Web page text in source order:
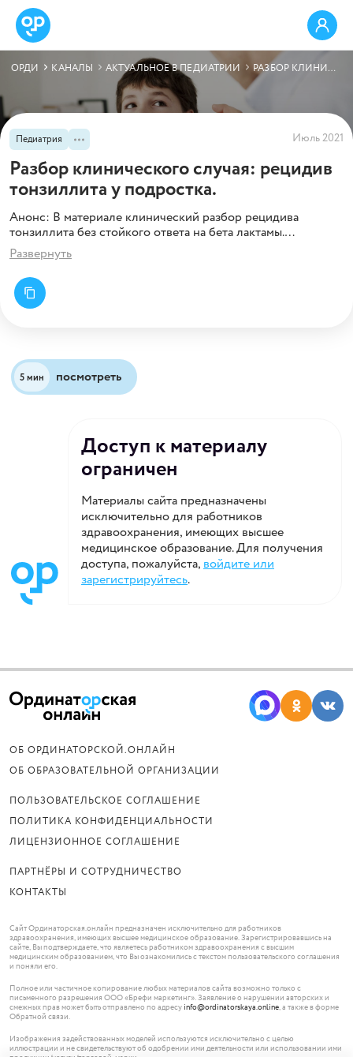
ОРДИ КАНАЛЫ АКТУАЛЬНОЕ В ПЕДИАТРИИ РАЗБОР КЛИНИЧЕСКОГО СЛУЧАЯ: РЕЦИДИВ ТОНЗИЛЛИТА У ПОДРОСТКА.
Педиатрия Июль 2021
Разбор клинического случая: рецидив
тонзиллита у подростка.
Анонс: В материале клинический разбор рецидива
тонзиллита без стойкого ответа на бета лактамы.
Диагностический поиск и терапевтические рекомендации
от профессора.
Развернуть
5 мин посмотреть
Доступ к материалу
ограничен
Материалы сайта предназначены
исключительно для работников
здравоохранения, имеющих высшее
медицинское образование. Для получения
доступа, пожалуйста,войдите или
зарегистрируйтесь.
ОБ ОРДИНАТОРСКОЙ.ОНЛАЙН
ОБ ОБРАЗОВАТЕЛЬНОЙ ОРГАНИЗАЦИИ
ПОЛЬЗОВАТЕЛЬСКОЕ СОГЛАШЕНИЕ
ПОЛИТИКА КОНФИДЕНЦИАЛЬНОСТИ
ЛИЦЕНЗИОННОЕ СОГЛАШЕНИЕ
ПАРТНЁРЫ И СОТРУДНИЧЕСТВО
КОНТАКТЫ
Сайт Ординаторская.онлайн предназначен исключительно для работников
здравоохранения, имеющих высшее медицинское образование. Зарегистрировавшись на
сайте, Вы подтверждаете, что являетесь работником здравоохранения с высшим
медицинским образованием, что Вы ознакомились с текстом пользовательского соглашения
и поняли его.
Полное или частичное копирование любых материалов сайта возможно только с
письменного разрешения ООО «Брефи маркетинг». Заявление о нарушении авторских и
смежных прав может быть отправлено по адресу info@ordinatorskaya.online, а также в форме
Обратной связи.
Изображения задействованных моделей используются исключительно с целью
иллюстрации и не свидетельствуют об одобрении ими деятельности или использовании ими
продукции/услуги/торговой марки.